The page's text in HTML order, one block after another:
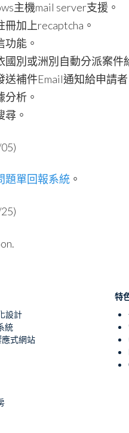
主機mail server支援。
冊加上recaptcha。
功能。
國別或洲別自動分派案件
送補件Email通知給申請者
分析。
尋。
題單回報系統。
設計
統
式網站
特